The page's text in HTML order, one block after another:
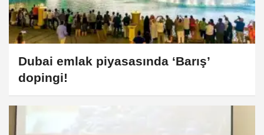
Dubai emlak piyasasında ‘Barış’
dopingi!